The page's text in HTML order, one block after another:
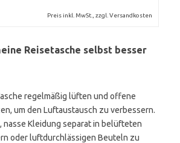
Preis inkl. MwSt., zzgl. Versandkosten
Reisetasche selbst besser
regelmäßig lüften und offene
um den Luftaustausch zu verbessern.
nasse Kleidung separat in belüfteten
oder luftdurchlässigen Beuteln zu